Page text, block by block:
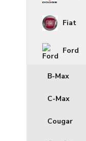
Fiat
Ford
B-Max
C-Max
Cougar